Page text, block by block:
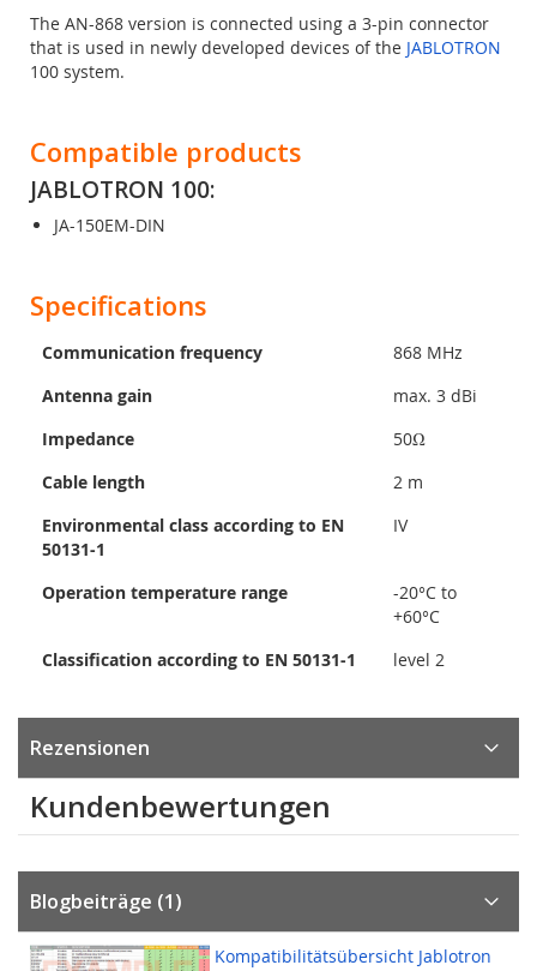
The AN-868 version is connected using a 3-pin connector
that is used in newly developed devices of the JABLOTRON
100 system.
Compatible products
JABLOTRON 100:
JA-150EM-DIN
Specifications
Communication frequency
868 MHz
Antenna gain
max. 3 dBi
Impedance
50Ω
Cable length
2 m
Environmental class according to EN
50131-1
IV
Operation temperature range
-20°C to
+60°C
Classification according to EN 50131-1
level 2
Rezensionen
Kundenbewertungen
Blogbeiträge (1)
Kompatibilitätsübersicht Jablotron